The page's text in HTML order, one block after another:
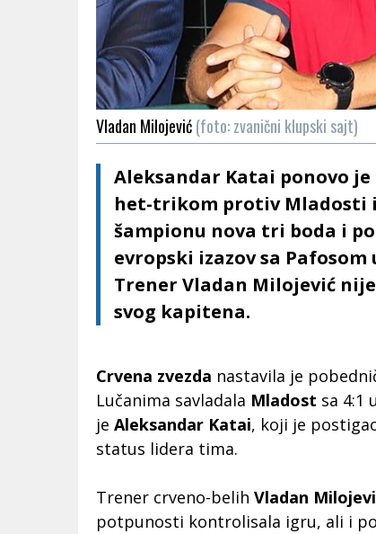
Vladan Milojević(foto: zvanični klupski sajt)
Aleksandar Katai ponovo je
het-trikom protiv Mladosti
šampionu nova tri boda i
evropski izazov sa
Trener Vladan Milojević
svog kapitena.
Crvena zvezda nastavila je
Lučanima savladala Mladost sa 4:1
je Aleksandar Katai, koji je
status lidera tima.
Trener crveno-belih Vladan
potpunosti kontrolisala igru, ali i